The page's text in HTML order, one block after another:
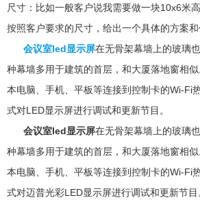
尺寸：比如一般客户说我需要做一块10x6米
按照客户要求的尺寸，给出一个具体的方案和
会议室led显示屏在无骨架幕墙上的玻璃
种幕墙多用于建筑的首层，和大厦落地窗相
本电脑、手机、平板等连接到控制卡的Wi-Fi
式对LED显示屏进行调试和更新节目。
会议室led显示屏在无骨架幕墙上的玻璃
种幕墙多用于建筑的首层，和大厦落地窗相
本电脑、手机、平板等连接到控制卡的Wi-Fi
式对迈普光彩LED显示屏进行调试和更新节目